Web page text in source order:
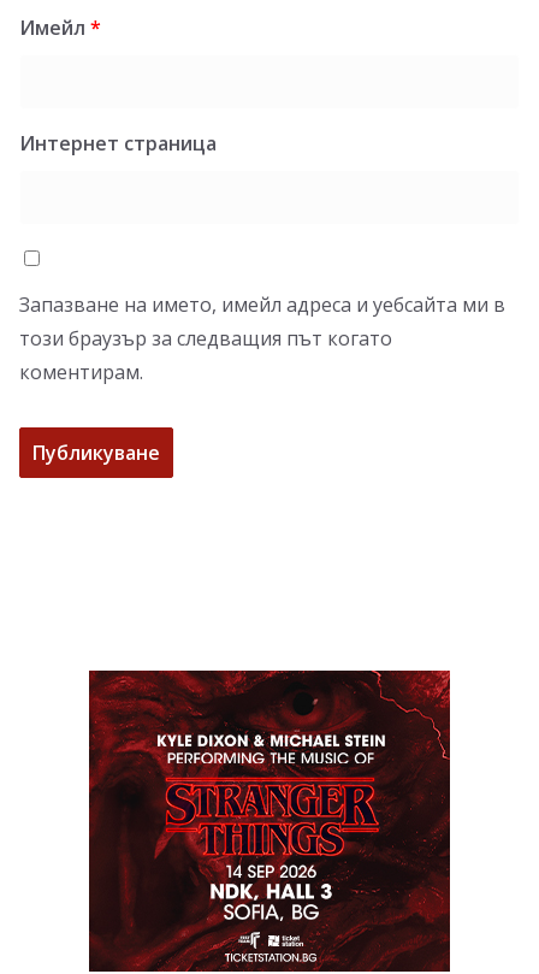
Имейл *
Интернет страница
Запазване на името, имейл адреса и уебсайта ми в
този браузър за следващия път когато
коментирам.